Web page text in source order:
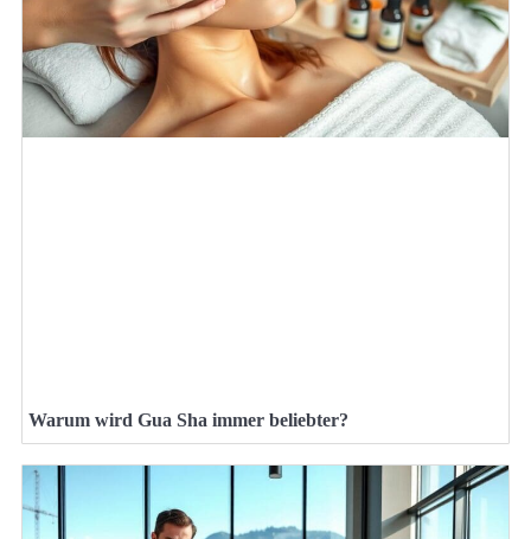
Warum wird Gua Sha immer beliebter?